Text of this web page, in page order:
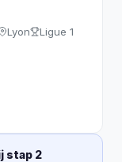
Lyon Ligue 1
stap 2